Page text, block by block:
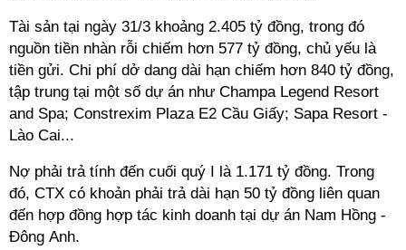
Tài sản tại ngày 31/3 khoảng 2.405 tỷ đồng, trong đó
nguồn tiền nhàn rỗi chiếm hơn 577 tỷ đồng, chủ yếu là
tiền gửi. Chi phí dở dang dài hạn chiếm hơn 840 tỷ đồng,
tập trung tại một số dự án như Champa Legend Resort
and Spa; Constrexim Plaza E2 Cầu Giấy; Sapa Resort -
Lào Cai...
Nợ phải trả tính đến cuối quý I là 1.171 tỷ đồng. Trong
đó, CTX có khoản phải trả dài hạn 50 tỷ đồng liên quan
đến hợp đồng hợp tác kinh doanh tại dự án Nam Hồng -
Đông Anh.